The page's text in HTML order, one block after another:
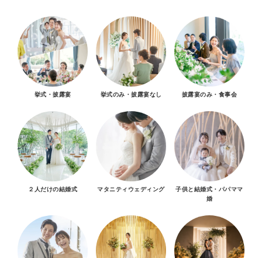
挙式・披露宴 挙式のみ・披露宴なし 披露宴のみ・食事会
２人だけの結婚式 マタニティウェディング
子供と結婚式・パパママ
婚